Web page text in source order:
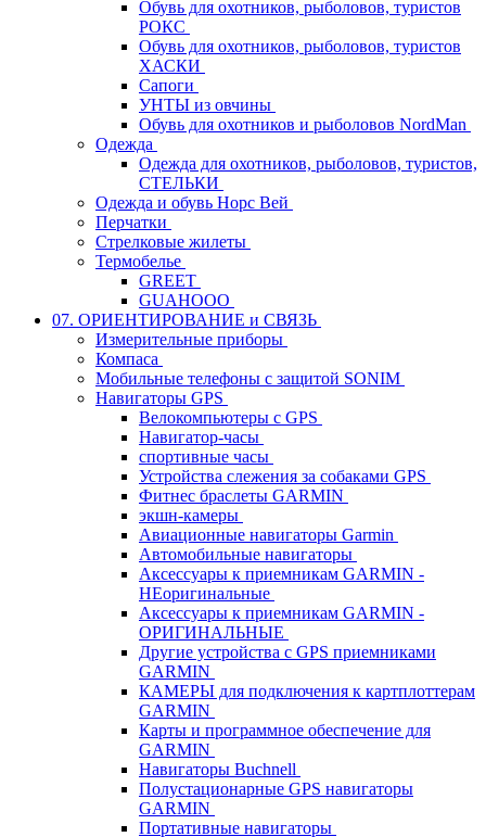
Обувь для охотников, рыболовов, туристов
РОКС
Обувь для охотников, рыболовов, туристов
ХАСКИ
Сапоги
УНТЫ из овчины
Обувь для охотников и рыболовов NordMan
Одежда
Одежда для охотников, рыболовов, туристов,
СТЕЛЬКИ
Одежда и обувь Норс Вей
Перчатки
Стрелковые жилеты
Термобелье
GREET
GUAHOOO
07. ОРИЕНТИРОВАНИЕ и СВЯЗЬ
Измерительные приборы
Компаса
Мобильные телефоны с защитой SONIM
Навигаторы GPS
Велокомпьютеры с GPS
Навигатор-часы
спортивные часы
Устройства слежения за собаками GPS
Фитнес браслеты GARMIN
экшн-камеры
Авиационные навигаторы Garmin
Автомобильные навигаторы
Аксессуары к приемникам GARMIN -
НЕоригинальные
Аксессуары к приемникам GARMIN -
ОРИГИНАЛЬНЫЕ
Другие устройства с GPS приемниками
GARMIN
КАМЕРЫ для подключения к картплоттерам
GARMIN
Карты и программное обеспечение для
GARMIN
Навигаторы Buchnell
Полустационарные GPS навигаторы
GARMIN
Портативные навигаторы